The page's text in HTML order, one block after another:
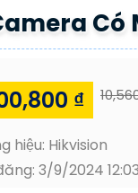
₫
hiệu: Hikvision
3/9/2024